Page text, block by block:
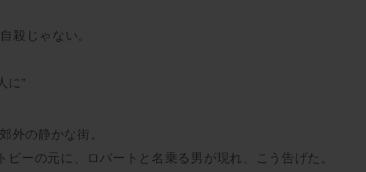
殺じゃない。
に”
外の静かな街。
ビーの元に、ロバートと名乗る男が現れ、こう告げた。